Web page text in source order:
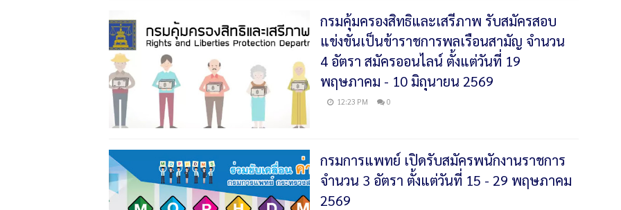
กรมคุ้มครองสิทธิและเสรีภาพ รับสมัครสอบ
แข่งขันเป็นข้าราชการพลเรือนสามัญ จำนวน
4 อัตรา สมัครออนไลน์ ตั้งแต่วันที่ 19
พฤษภาคม - 10 มิถุนายน 2569
12:23 PM 0
กรมการแพทย์ เปิดรับสมัครพนักงานราชการ
จำนวน 3 อัตรา ตั้งแต่วันที่ 15 - 29 พฤษภาคม
2569